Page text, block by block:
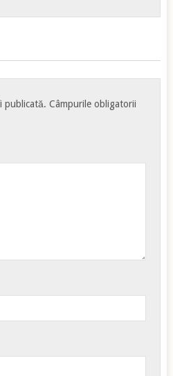
publicată. Câmpurile obligatorii